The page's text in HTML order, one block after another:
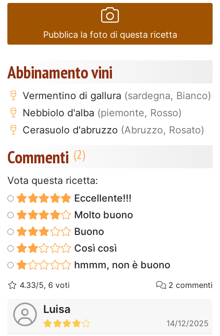
Pubblica la foto di questa ricetta
Abbinamento vini
Vermentino di gallura (sardegna, Bianco)
Nebbiolo d'alba (piemonte, Rosso)
Cerasuolo d'abruzzo (Abruzzo, Rosato)
Commenti
Vota questa ricetta:
Eccellente!!!
Molto buono
Buono
Così così
hmmm, non è buono
4.33/5, 6 voti 2 commenti
Luisa
14/12/2025